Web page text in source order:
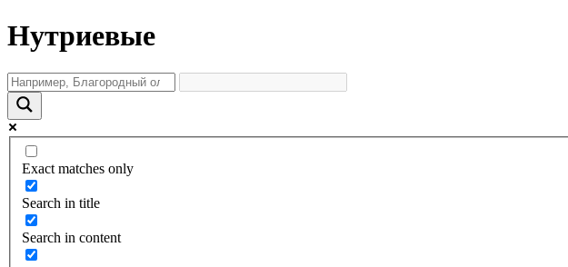
Нутриевые
Exact matches only
Search in title
Search in content